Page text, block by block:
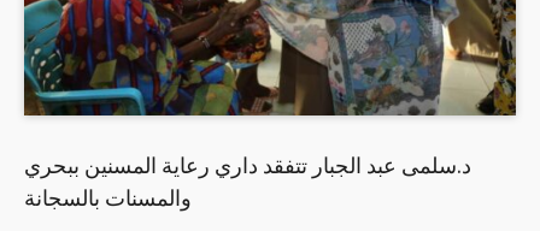
د.سلمى عبد الجبار تتفقد داري رعاية المسنين ببحري
والمسنات بالسجانة